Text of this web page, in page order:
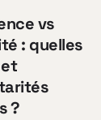
vs
: quelles
?